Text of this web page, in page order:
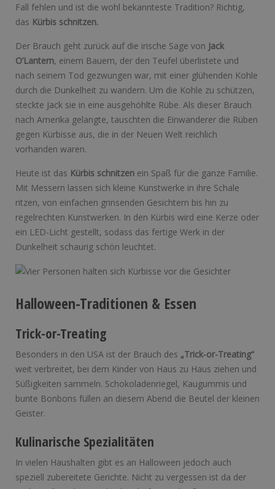
Fall fehlen und ist die wohl bekannteste Tradition? Richtig,
das Kürbis schnitzen.
Der Brauch geht zurück auf die irische Sage von Jack
O’Lantern, einem Bauern, der den Teufel überlistete und
nach seinem Tod gezwungen war, mit einer glühenden Kohle
durch die Dunkelheit zu wandern. Um die Kohle zu schützen,
steckte Jack sie in eine ausgehöhlte Rübe. Als dieser Brauch
nach Amerika gelangte, tauschten die Einwanderer die Rüben
gegen Kürbisse aus, die in der Neuen Welt reichlich
vorhanden waren.
Heute ist das Kürbis schnitzen ein Spaß für die ganze Familie.
Mit Messern lassen sich kleine Kunstwerke in ihre Schale
ritzen, von einfachen grinsenden Gesichtern bis hin zu
regelrechten Kunstwerken. In den Kürbis wird eine Kerze oder
ein LED-Licht gestellt, sodass das fertige Werk in der
Dunkelheit schaurig schön leuchtet.
Halloween-Traditionen & Essen
Trick-or-Treating
Besonders in den USA ist der Brauch des „Trick-or-Treating“
weit verbreitet, bei dem Kinder von Haus zu Haus ziehen und
Süßigkeiten sammeln. Schokoladenriegel, Kaugummis und
bunte Bonbons füllen an diesem Abend die Beutel der kleinen
Geister.
Kulinarische Spezialitäten
In vielen Haushalten gibt es an Halloween jedoch auch
speziell zubereitete Gerichte. Nicht zu vergessen ist da der